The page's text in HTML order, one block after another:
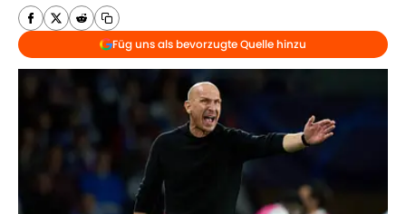
Füg uns als bevorzugte Quelle hinzu